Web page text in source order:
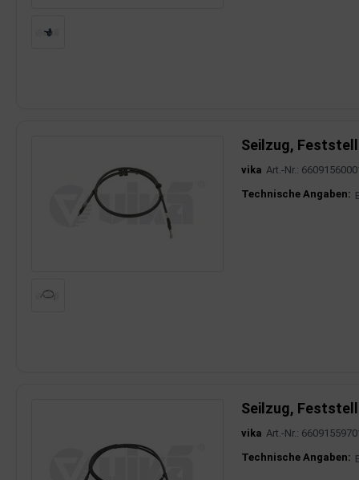
Seilzug,
vika Art.-Nr.:
Technische Angaben:
Seilzug,
vika Art.-Nr.:
Technische Angaben: